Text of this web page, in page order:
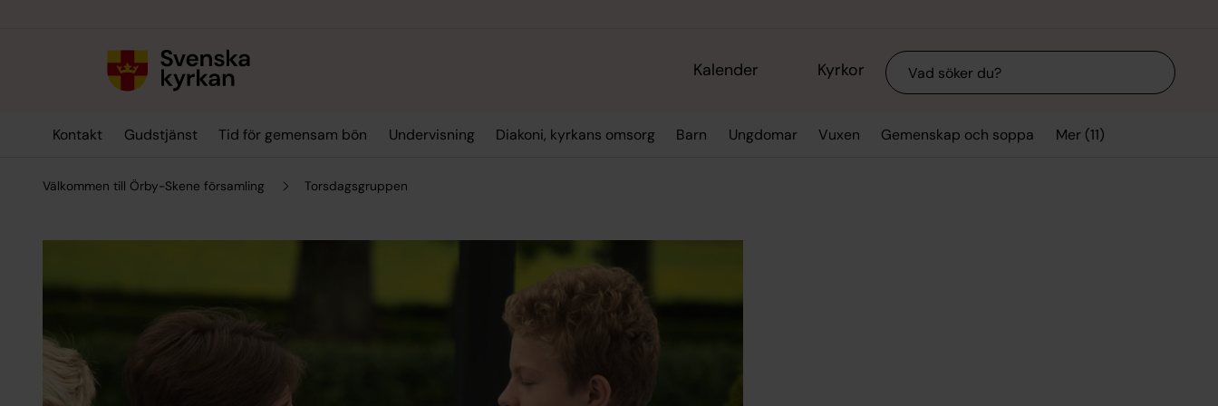
Kalender Kyrkor Sök
Kontakt Gudstjänst Tid för gemensam bön Undervisning Diakoni, kyrkans omsorg Barn Ungdomar Vuxen Gemenskap och soppa Mer (11)
Välkommen till Örby-Skene församling Torsdagsgruppen